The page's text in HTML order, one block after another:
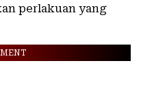
perlakuan yang